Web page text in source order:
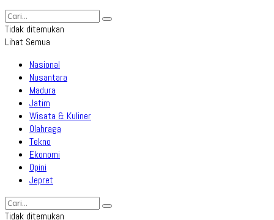
Tidak ditemukan
Lihat Semua
Nasional
Nusantara
Madura
Jatim
Wisata & Kuliner
Olahraga
Tekno
Ekonomi
Opini
Jepret
Tidak ditemukan